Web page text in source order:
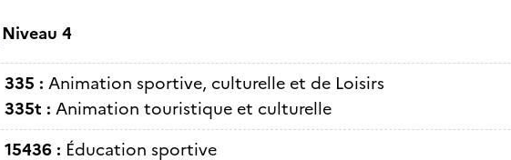
Niveau 4
335 : Animation sportive, culturelle et de Loisirs
335t : Animation touristique et culturelle
15436 : Éducation sportive